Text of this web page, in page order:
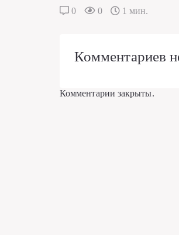
0 0 1 мин.
Комментариев
Комментарии закрыты.